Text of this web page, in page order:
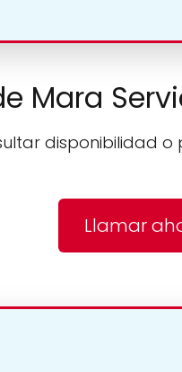
Mara
disponibilidad
Llamar